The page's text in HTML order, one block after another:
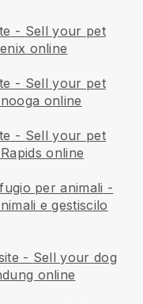
- Sell your pet
online
- Sell your pet
online
- Sell your pet
online
per animali -
e gestiscilo
- Sell your dog
online